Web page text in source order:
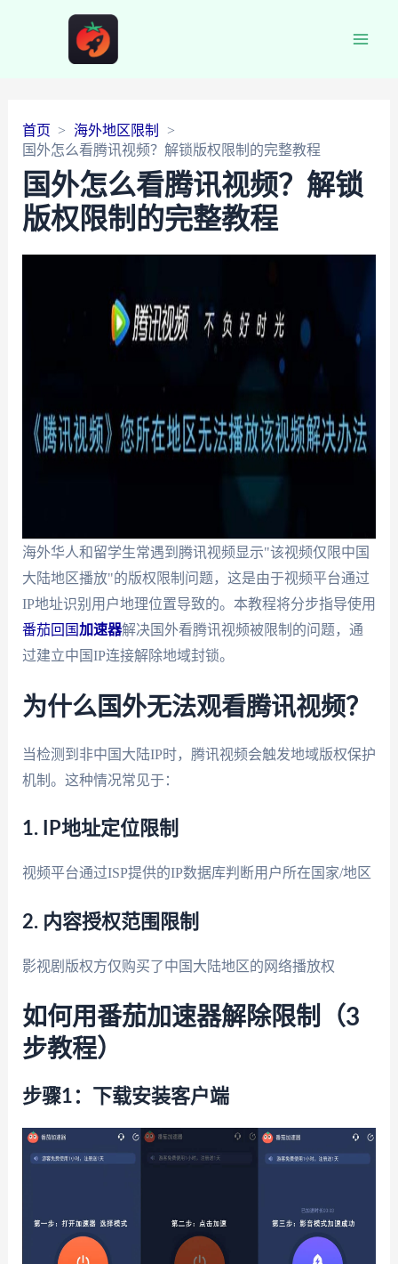
首页
海外地区限制
国外怎么看腾讯视频？解锁版权限制的完整教程
国外怎么看腾讯视频？解锁
版权限制的完整教程
海外华人和留学生常遇到腾讯视频显示"该视频仅限中国
大陆地区播放"的版权限制问题，这是由于视频平台通过
IP地址识别用户地理位置导致的。本教程将分步指导使用
番茄回国加速器解决国外看腾讯视频被限制的问题，通
过建立中国IP连接解除地域封锁。
为什么国外无法观看腾讯视频？
当检测到非中国大陆IP时，腾讯视频会触发地域版权保护
机制。这种情况常见于：
1. IP地址定位限制
视频平台通过ISP提供的IP数据库判断用户所在国家/地区
2. 内容授权范围限制
影视剧版权方仅购买了中国大陆地区的网络播放权
如何用番茄加速器解除限制（3
步教程）
步骤1：下载安装客户端